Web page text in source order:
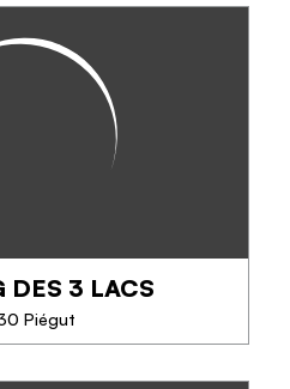
PLUS
à travers une aventure
dans un cadre
mythique falaise de
la grimpe! ...
PLUS
DES 3 LACS
Piégut